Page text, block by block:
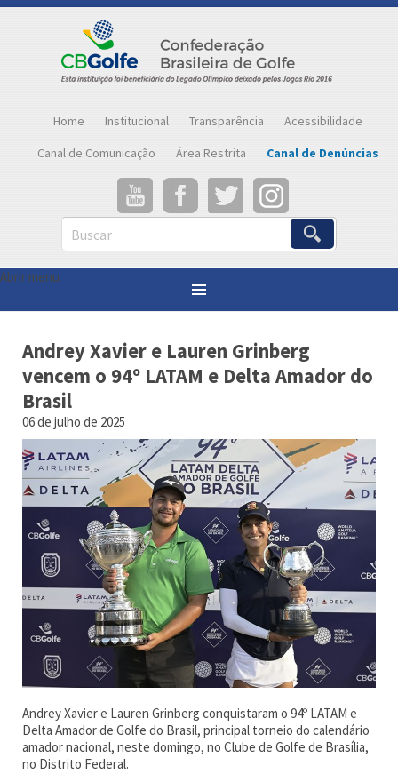
Home Institucional Transparência
Acessibilidade
Canal de Comunicação
Área Restrita Canal de Denúncias
Buscar
Abrir menu
Você está aqui: Notícias
Andrey Xavier e Lauren Grinberg vencem o 94º LATAM e Delta Amador do Brasil
Andrey Xavier e Lauren Grinberg
vencem o 94º LATAM e Delta Amador do
Brasil
06 de julho de 2025
Andrey Xavier e Lauren Grinberg conquistaram o 94º LATAM e
Delta Amador de Golfe do Brasil, principal torneio do calendário
amador nacional, neste domingo, no Clube de Golfe de Brasília,
no Distrito Federal.